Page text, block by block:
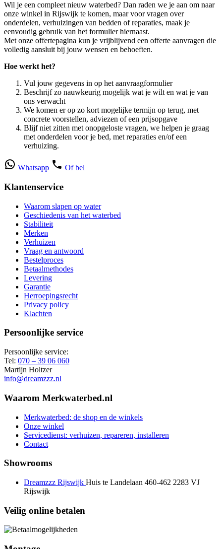
Wil je een compleet nieuw waterbed? Dan raden we je aan om naar
onze winkel in Rijswijk te komen, maar voor vragen over
onderdelen, verhuizingen van bedden of reparaties, maak je
eenvoudig gebruik van het formulier hiernaast.
Met onze offertepagina kun je vrijblijvend een offerte aanvragen die
volledig aansluit bij jouw wensen en behoeften.
Hoe werkt het?
Vul jouw gegevens in op het aanvraagformulier
Beschrijf zo nauwkeurig mogelijk wat je wilt en wat je van
ons verwacht
We komen er op zo kort mogelijke termijn op terug, met
concrete voorstellen, adviezen of een prijsopgave
Blijf niet zitten met onopgeloste vragen, we helpen je graag
met onderdelen voor je bed, met reparaties en/of een
verhuizing.
Whatsapp Of bel
Klantenservice
Waarom slapen op water
Geschiedenis van het waterbed
Stabiliteit
Merken
Verhuizen
Vraag en antwoord
Bestelproces
Betaalmethodes
Levering
Garantie
Herroepingsrecht
Privacy policy
Klachten
Persoonlijke service
Persoonlijke service:
Tel: 070 – 39 06 060
Martijn Holtzer
info@dreamzzz.nl
Waarom Merkwaterbed.nl
Merkwaterbed: de shop en de winkels
Onze winkel
Servicedienst: verhuizen, repareren, installeren
Contact
Showrooms
Dreamzzz Rijswijk Huis te Landelaan 460-462 2283 VJ
Rijswijk
Veilig online betalen